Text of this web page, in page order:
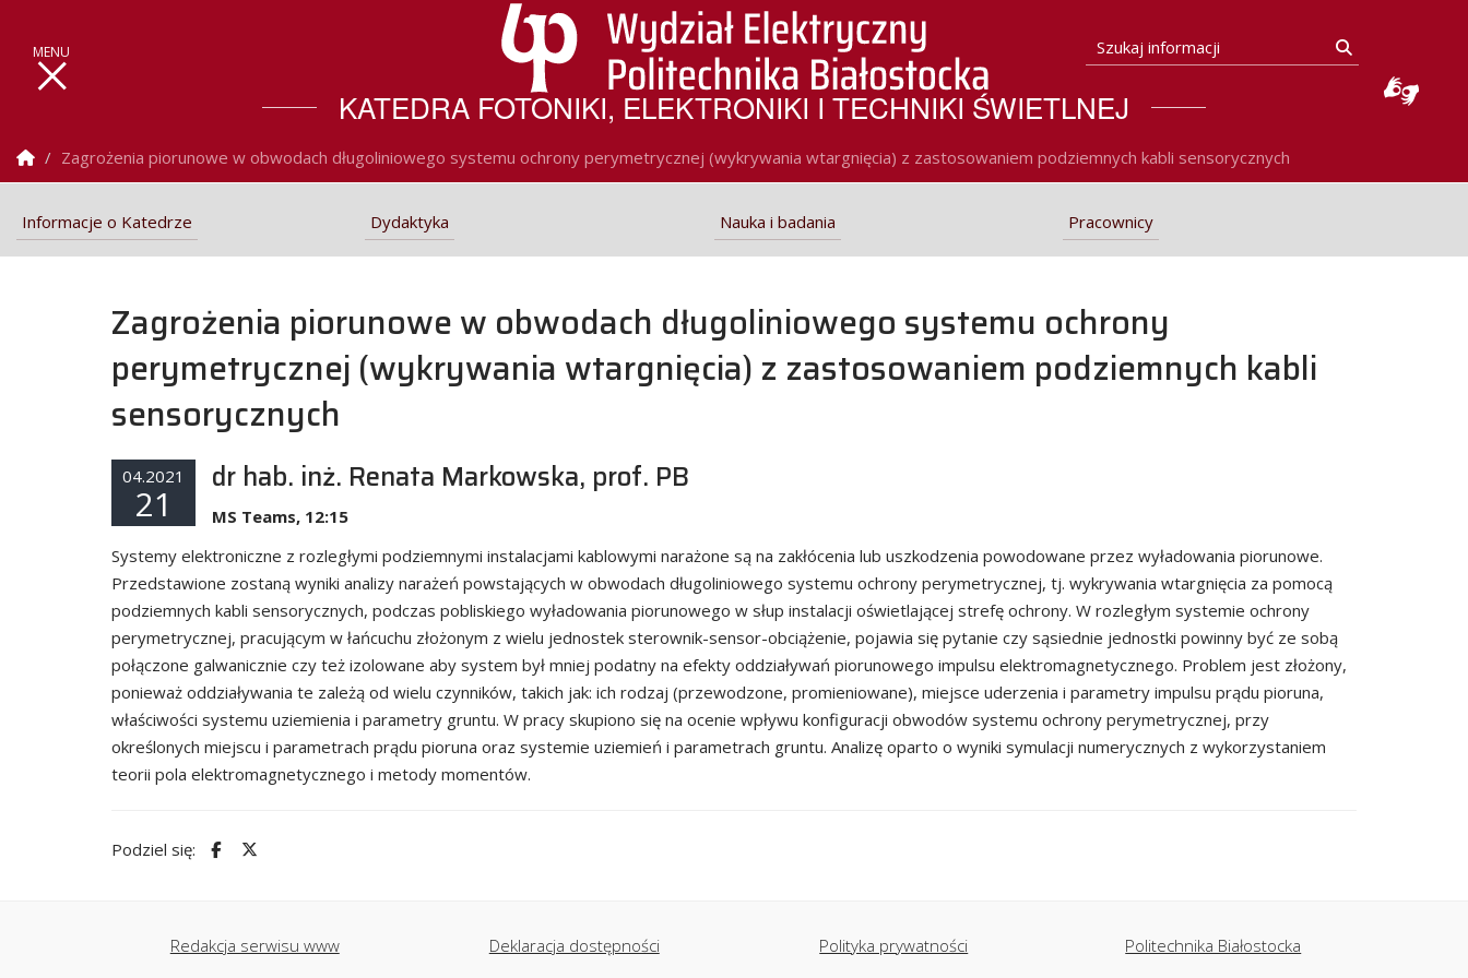
KATEDRA FOTONIKI, ELEKTRONIKI I TECHNIKI ŚWIETLNEJ
Szukaj informacji
Strona Główna
Zagrożenia piorunowe w obwodach długoliniowego systemu ochrony perymetrycznej (wykrywania wtargnięcia) z zastosowaniem podziemnych kabli sensorycznych
Informacje o Katedrze Dydaktyka Nauka i badania Pracownicy
Zagrożenia piorunowe w obwodach długoliniowego systemu ochrony
perymetrycznej (wykrywania wtargnięcia) z zastosowaniem podziemnych kabli
sensorycznych
04.2021
21
dr hab. inż. Renata Markowska, prof. PB
MS Teams, 12:15
Systemy elektroniczne z rozległymi podziemnymi instalacjami kablowymi narażone są na zakłócenia lub uszkodzenia powodowane przez wyładowania piorunowe.
Przedstawione zostaną wyniki analizy narażeń powstających w obwodach długoliniowego systemu ochrony perymetrycznej, tj. wykrywania wtargnięcia za pomocą
podziemnych kabli sensorycznych, podczas pobliskiego wyładowania piorunowego w słup instalacji oświetlającej strefę ochrony. W rozległym systemie ochrony
perymetrycznej, pracującym w łańcuchu złożonym z wielu jednostek sterownik-sensor-obciążenie, pojawia się pytanie czy sąsiednie jednostki powinny być ze sobą
połączone galwanicznie czy też izolowane aby system był mniej podatny na efekty oddziaływań piorunowego impulsu elektromagnetycznego. Problem jest złożony,
ponieważ oddziaływania te zależą od wielu czynników, takich jak: ich rodzaj (przewodzone, promieniowane), miejsce uderzenia i parametry impulsu prądu pioruna,
właściwości systemu uziemienia i parametry gruntu. W pracy skupiono się na ocenie wpływu konfiguracji obwodów systemu ochrony perymetrycznej, przy
określonych miejscu i parametrach prądu pioruna oraz systemie uziemień i parametrach gruntu. Analizę oparto o wyniki symulacji numerycznych z wykorzystaniem
teorii pola elektromagnetycznego i metody momentów.
Podziel się:
Redakcja serwisu www Deklaracja dostępności Polityka prywatności Politechnika Białostocka